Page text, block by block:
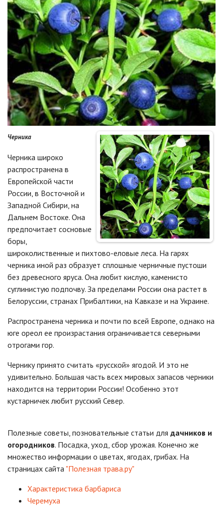
Черника
Черника широко
распространена в
Европейской части
России, в Восточной и
Западной Сибири, на
Дальнем Востоке. Она
предпочитает сосновые
боры,
широколиственные и пихтово-еловые леса. На гарях
черника иной раз образует сплошные черничные пустоши
без древесного яруса. Она любит кислую, каменисто
суглинистую подпочву. За пределами России она растет в
Белоруссии, странах Прибалтики, на Кавказе и на Украине.
Распространена черника и почти по всей Европе, однако на
юге ореол ее произрастания ограничивается северными
отрогами гор.
Чернику принято считать «русской» ягодой. И это не
удивительно. Большая часть всех мировых запасов черники
находится на территории России! Особенно этот
кустарничек любит русский Север.
Полезные советы, позновательные статьи для дачников и
огородников. Посадка, уход, сбор урожая. Конечно же
множество информации о цветах, ягодах, грибах. На
страницах сайта "Полезная трава.ру"
Характеристика барбариса
Черемуха